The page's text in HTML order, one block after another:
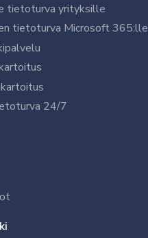
tietoturva yrityksille
tietoturva Microsoft 365:lle
24/7